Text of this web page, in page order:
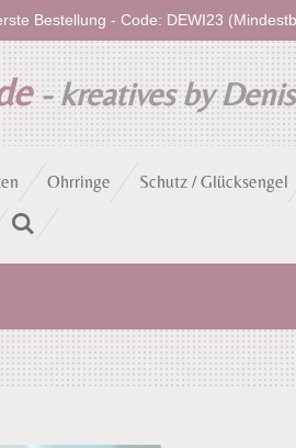
Bestellung - Code: DEWI23
- kreatives by
Ohrringe Schutz / Glücksengel